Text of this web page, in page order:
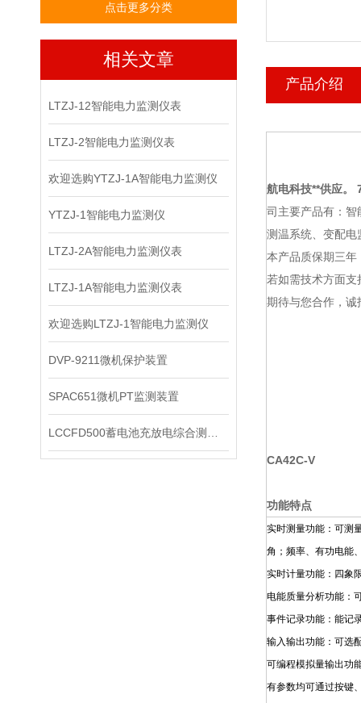
点击更多分类
相关文章
LTZJ-12智能电力监测仪表
LTZJ-2智能电力监测仪表
欢迎选购YTZJ-1A智能电力监测仪
YTZJ-1智能电力监测仪
LTZJ-2A智能电力监测仪表
LTZJ-1A智能电力监测仪表
欢迎选购LTZJ-1智能电力监测仪
DVP-9211微机保护装置
SPAC651微机PT监测装置
产品介绍
航电科技**供应。
司主要产品有：智
测温系统、变配电
本产品质保期三年
若如需技术方面
期待与您合作，
CA42C-V
功能特点
实时测量功能：可测
角；频率、有功电能
实时计量功能：四象
电能质量分析功能：
事件记录功能：能记
输入输出功能：可选
可编程模拟量输出功
有参数均可通过按键